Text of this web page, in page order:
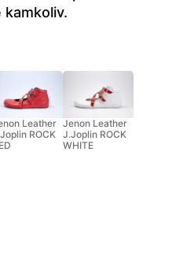
Leather
ROCK
Jenon Leather
J.Joplin ROCK
WHITE